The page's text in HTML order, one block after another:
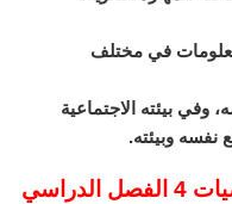
في مختلف
وفي بيئته الاجتماعية
نفسه وبيئته.
تحضير فواز الحربي مادة الرياضيات 4 الفصل الدراسي